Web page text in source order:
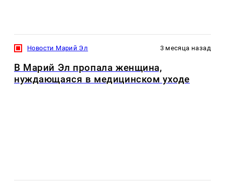
Новости Марий Эл 3 месяца назад
В Марий Эл пропала женщина,
нуждающаяся в медицинском уходе